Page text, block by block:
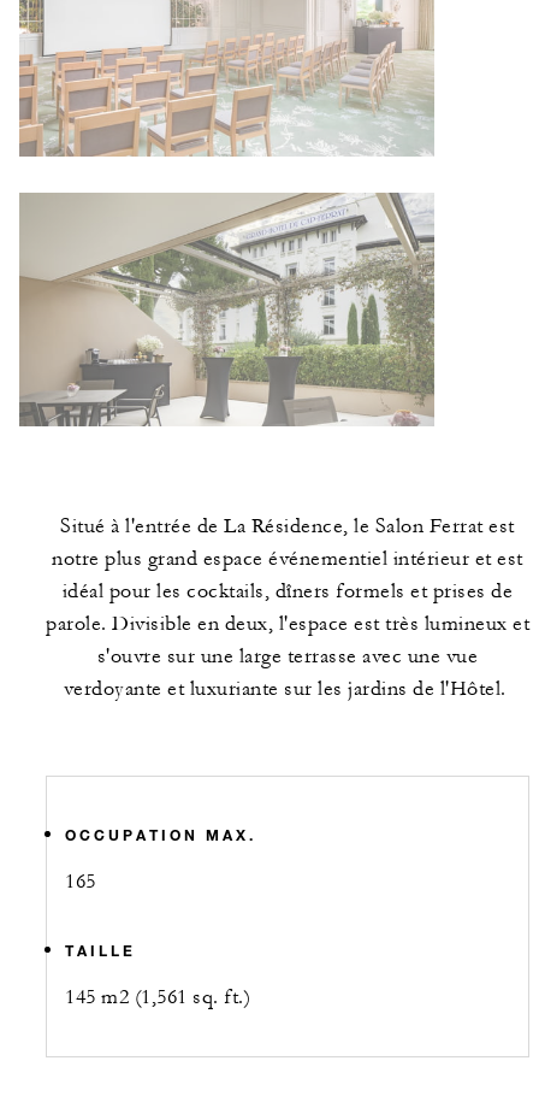
Situé à l'entrée de La Résidence, le Salon Ferrat est
notre plus grand espace événementiel intérieur et est
idéal pour les cocktails, dîners formels et prises de
parole. Divisible en deux, l'espace est très lumineux et
s'ouvre sur une large terrasse avec une vue
verdoyante et luxuriante sur les jardins de l'Hôtel.
OCCUPATION MAX.
165
TAILLE
145 m2 (1,561 sq. ft.)